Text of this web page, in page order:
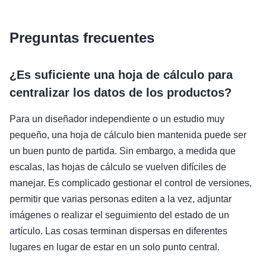
Preguntas frecuentes
¿Es suficiente una hoja de cálculo para
centralizar los datos de los productos?
Para un diseñador independiente o un estudio muy
pequeño, una hoja de cálculo bien mantenida puede ser
un buen punto de partida. Sin embargo, a medida que
escalas, las hojas de cálculo se vuelven difíciles de
manejar. Es complicado gestionar el control de versiones,
permitir que varias personas editen a la vez, adjuntar
imágenes o realizar el seguimiento del estado de un
artículo. Las cosas terminan dispersas en diferentes
lugares en lugar de estar en un solo punto central.